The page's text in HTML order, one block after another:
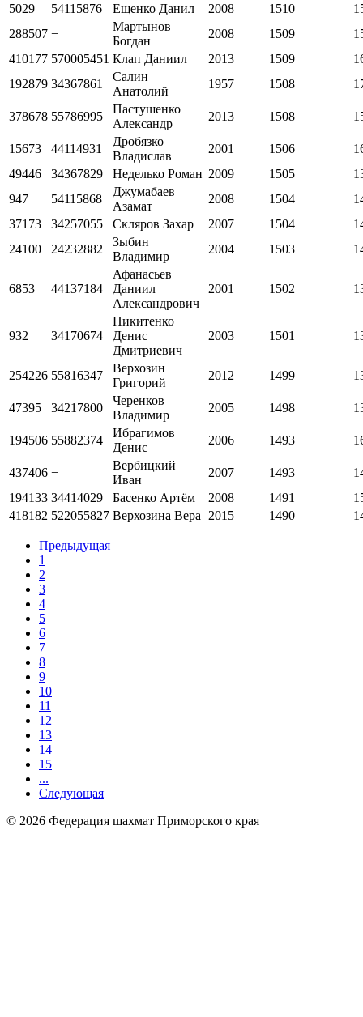
5029 54115876 Ещенко Данил 2008 1510
288507 −
Мартынов
Богдан
2008 1509
410177 570005451 Клап Даниил 2013 1509
192879 34367861
Салин
Анатолий
1957 1508
378678 55786995
Пастушенко
Александр
2013 1508
15673 44114931
Дробязко
Владислав
2001 1506
49446
34367829 Неделько Роман 2009 1505
947
54115868
Джумабаев
Азамат
2008 1504
37173
34257055 Скляров Захар 2007 1504
24100
24232882
Зыбин
Владимир
2004 1503
6853 44137184
Афанасьев
Даниил
Александрович
2001 1502
932 34170674
Никитенко
Денис
Дмитриевич
2003 1501
254226 55816347
Верхозин
Григорий
2012 1499
47395 34217800
Черенков
Владимир
2005 1498
194506 55882374
Ибрагимов
Денис
2006 1493
437406 −
Вербицкий
Иван
2007 1493
194133 34414029 Басенко Артём 2008 1491
418182 522055827 Верхозина Вера 2015 1490
Предыдущая
1
2
3
4
5
6
7
8
9
10
11
12
13
14
15
...
Следующая
© 2026 Федерация шахмат Приморского края